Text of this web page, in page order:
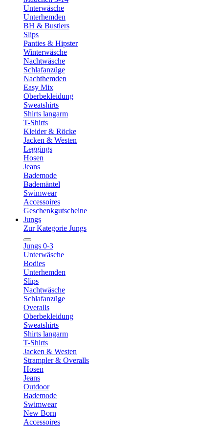
Unterwäsche
Unterhemden
BH & Bustiers
Slips
Panties & Hipster
Winterwäsche
Nachtwäsche
Schlafanzüge
Nachthemden
Easy Mix
Oberbekleidung
Sweatshirts
Shirts langarm
T-Shirts
Kleider & Röcke
Jacken & Westen
Leggings
Hosen
Jeans
Bademode
Bademäntel
Swimwear
Accessoires
Geschenkgutscheine
Jungs
Zur Kategorie Jungs
Jungs 0-3
Unterwäsche
Bodies
Unterhemden
Slips
Nachtwäsche
Schlafanzüge
Overalls
Oberbekleidung
Sweatshirts
Shirts langarm
T-Shirts
Jacken & Westen
Strampler & Overalls
Hosen
Jeans
Outdoor
Bademode
Swimwear
New Born
Accessoires